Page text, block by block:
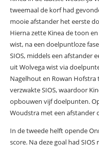
tweemaal de korf had
mooie afstander het eerste
Hierna zette Kinea de toon
wist, na een doelpuntloze
SIOS, middels een afstander
uit Wolvega wist via
Nagelhout en Rowan
verzwakte SIOS, waardoor
opbouwen vijf doelpunten.
Woudstra met een afstander
In de tweede helft opende
score. Na deze goal had